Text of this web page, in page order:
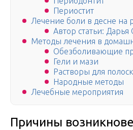
Периостит
Лечение боли в десне на
Автор статьи: Дарья
Методы лечения в
Обезболивающие
Гели и мази
Растворы для
Народные методы
Лечебные мероприятия
Причины